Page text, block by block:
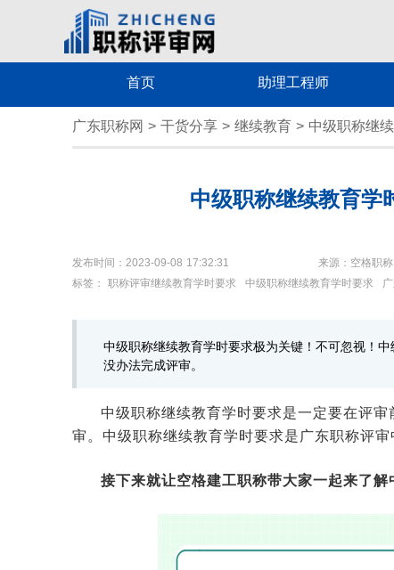
首页 助理工程师
广东职称网 > 干货分享 > 继续教育 > 中级职称继
中级职称继续教育学
发布时间：2023-09-08 17:32:31 来源：空格职称
标签： 职称评审继续教育学时要求 中级职称继续教育学时要求
中级职称继续教育学时要求极为关键！不可忽视！
没办法完成评审。
中级职称继续教育学时要求是一定要在评
审。中级职称继续教育学时要求是广东职称评
接下来就让空格建工职称带大家一起来了解